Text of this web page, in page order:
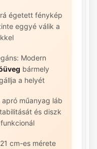
égetett fénykép
eggyé válik a
Modern
bármely
a helyét
műanyag láb
és diszk
cm-es mérete